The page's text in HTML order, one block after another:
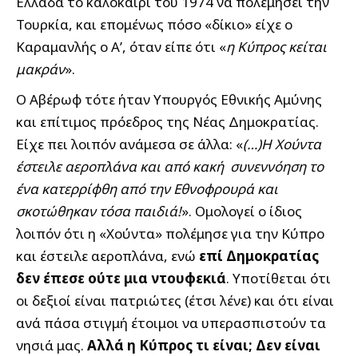
Τουρκία, και επομένως πόσο «δίκιο» είχε ο
Καραμανλής ο Α’, όταν είπε ότι «η Κύπρος κείται
μακράν».
Ο Αβέρωφ τότε ήταν Υπουργός Εθνικής Αμύνης
και επίτιμος πρόεδρος της Νέας Δημοκρατίας.
Είχε πει λοιπόν ανάμεσα σε άλλα: «(…)Η Χούντα
έστειλε αεροπλάνα και από κακή συνεννόηση το
ένα κατερρίφθη από την Εθνοφρουρά και
σκοτώθηκαν τόσα παιδιά!». Ομολογεί ο ίδιος
λοιπόν ότι η «Χούντα» πολέμησε για την Κύπρο
και έστειλε αεροπλάνα, ενώ επί Δημοκρατίας
δεν έπεσε ούτε μια ντουφεκιά. Υποτίθεται ότι
οι δεξιοί είναι πατριώτες (έτσι λένε) και ότι είναι
ανά πάσα στιγμή έτοιμοι να υπερασπιστούν τα
νησιά μας. Αλλά η Κύπρος τι είναι; Δεν είναι